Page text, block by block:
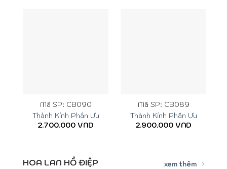
Mã SP: CB090
Thành Kính Phân Ưu
2.700.000 VND
Mã SP: CB089
Thành Kính Phân Ưu
2.900.000 VND
HOA LAN HỒ ĐIỆP xem thêm